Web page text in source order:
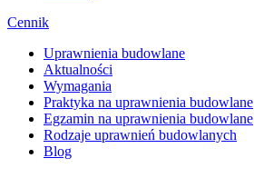
Cennik
Uprawnienia budowlane
Aktualności
Wymagania
Praktyka na uprawnienia budowlane
Egzamin na uprawnienia budowlane
Rodzaje uprawnień budowlanych
Blog